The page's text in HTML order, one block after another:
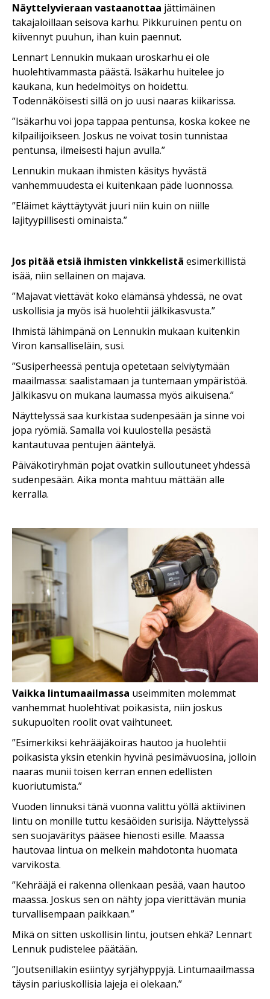
Näyttelyvieraan vastaanottaa jättimäinen
takajaloillaan seisova karhu. Pikkuruinen pentu on
kiivennyt puuhun, ihan kuin paennut.
Lennart Lennukin mukaan uroskarhu ei ole
huolehtivammasta päästä. Isäkarhu huitelee jo
kaukana, kun hedelmöitys on hoidettu.
Todennäköisesti sillä on jo uusi naaras kiikarissa.
”Isäkarhu voi jopa tappaa pentunsa, koska kokee ne
kilpailijoikseen. Joskus ne voivat tosin tunnistaa
pentunsa, ilmeisesti hajun avulla.”
Lennukin mukaan ihmisten käsitys hyvästä
vanhemmuudesta ei kuitenkaan päde luonnossa.
”Eläimet käyttäytyvät juuri niin kuin on niille
lajityypillisesti ominaista.”
Jos pitää etsiä ihmisten vinkkelistä esimerkillistä
isää, niin sellainen on majava.
”Majavat viettävät koko elämänsä yhdessä, ne ovat
uskollisia ja myös isä huolehtii jälkikasvusta.”
Ihmistä lähimpänä on Lennukin mukaan kuitenkin
Viron kansalliseläin, susi.
”Susiperheessä pentuja opetetaan selviytymään
maailmassa:­ saalistamaan ja tuntemaan ympäristöä.
Jälkikasvu on mukana laumassa myös aikuisena.”
Näyttelyssä saa kurkistaa sudenpesään ja sinne voi
jopa ryömiä. Samalla voi kuulostella pesästä
kantautuvaa pentujen ääntelyä.
Päiväkotiryhmän pojat ovatkin sulloutuneet yhdessä
sudenpesään. Aika monta mahtuu mättään alle
kerralla.
Vaikka lintumaailmassa useimmiten molemmat
vanhemmat huolehtivat poikasista, niin joskus
sukupuolten roolit ovat vaihtuneet.
”Esimerkiksi kehrääjäkoiras hautoo ja huolehtii
poikasista yksin etenkin hyvinä pesimävuosina, jolloin
naaras munii toisen kerran ennen edellisten
kuoriutumista.”
Vuoden linnuksi tänä vuonna valittu yöllä aktiivinen
lintu on monille tuttu kesäöiden surisija. Näyttelyssä
sen suojaväritys pääsee hienosti esille. Maassa
hautovaa lintua on melkein mahdotonta huomata
varvikosta.
”Kehrääjä ei rakenna ollenkaan pesää, vaan hautoo
maassa. Joskus sen on nähty jopa vierittävän munia
turvallisempaan paikkaan.”
Mikä on sitten uskollisin lintu, joutsen ehkä? Lennart
Lennuk pudistelee päätään.
”Joutsenillakin esiintyy syrjähyppyjä. Lintumaailmassa
täysin pariuskollisia lajeja ei olekaan.”